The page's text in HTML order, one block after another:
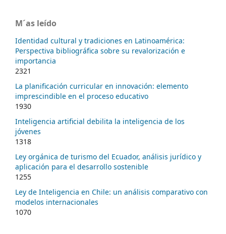
M´as leído
Identidad cultural y tradiciones en Latinoamérica:
Perspectiva bibliográfica sobre su revalorización e
importancia
2321
La planificación curricular en innovación: elemento
imprescindible en el proceso educativo
1930
Inteligencia artificial debilita la inteligencia de los
jóvenes
1318
Ley orgánica de turismo del Ecuador, análisis jurídico y
aplicación para el desarrollo sostenible
1255
Ley de Inteligencia en Chile: un análisis comparativo con
modelos internacionales
1070